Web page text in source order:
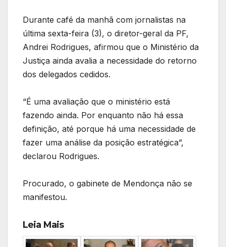
Durante café da manhã com jornalistas na
última sexta-feira (3), o diretor-geral da PF,
Andrei Rodrigues, afirmou que o Ministério da
Justiça ainda avalia a necessidade do retorno
dos delegados cedidos.
“É uma avaliação que o ministério está
fazendo ainda. Por enquanto não há essa
definição, até porque há uma necessidade de
fazer uma análise da posição estratégica”,
declarou Rodrigues.
Procurado, o gabinete de Mendonça não se
manifestou.
Leia Mais